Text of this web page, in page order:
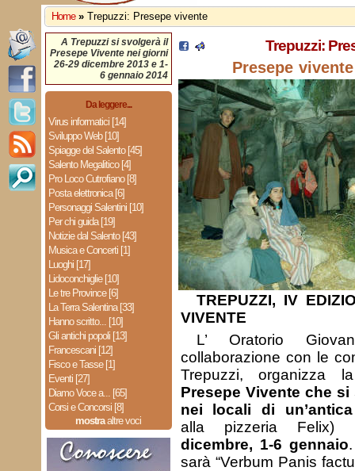
Home » Trepuzzi: Presepe vivente
A Trepuzzi si svolgerà il
Presepe Vivente nei giorni
26-29 dicembre 2013 e 1-
6 gennaio 2014
Da leggere...
Virus informatici [14]
Sviluppo Web [10]
Spiagge del Salento [45]
Salento Megalitico [4]
Pro Loco Cutrofiano [8]
Posta elettronica [6]
Personaggi Salentini [10]
Per chi guida [19]
Notizie dal Salento [43]
Musica e Concerti [1]
Luoghi [17]
Lidoconchiglie [10]
Le tre Province [6]
La Terra Salentina [33]
Hanno scritto... [10]
Gli antichi popoli [13]
Francescani [12]
Fisco e Tasse [1]
Eventi [27]
Diamo Voce a... [65]
Corsi e Concorsi [8]
mostraaltre voci
Trepuzzi:
Presepe
TREPUZZI, IV
VIVENTE
L’ Oratorio
collaborazione con le
Trepuzzi, organizza
Presepe Vivente che
nei locali di
alla pizzeria Felix)
dicembre, 1-6 gennaio
sarà “Verbum Panis